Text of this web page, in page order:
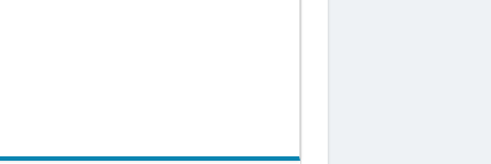
et sociale du Sénégal